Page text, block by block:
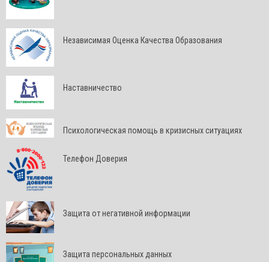
Независимая Оценка Качества Образования
Наставничество
Психологическая помощь в кризисных ситуациях
Телефон Доверия
Защита от негативной информации
Защита персональных данных